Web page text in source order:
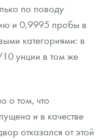
по поводу
и 0,9995 пробы в
категориями: в
10 унции в том же
о том, что
и в качестве
отказался от этой